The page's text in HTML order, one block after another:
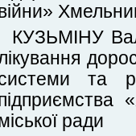
КУЗЬМІНУ
та
ради